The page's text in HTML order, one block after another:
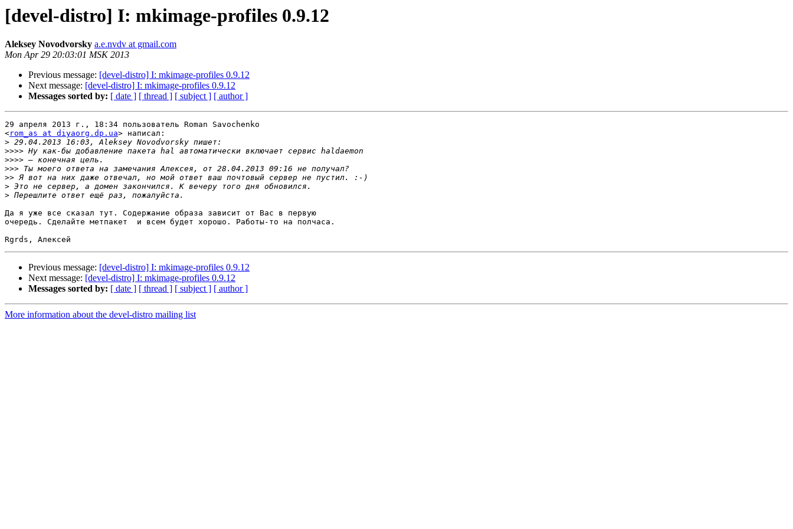
[devel-distro] I: mkimage-profiles 0.9.12
Aleksey Novodvorsky a.e.nvdv at gmail.com
Mon Apr 29 20:03:01 MSK 2013
Previous message: [devel-distro] I: mkimage-profiles 0.9.12
Next message: [devel-distro] I: mkimage-profiles 0.9.12
Messages sorted by: [ date ] [ thread ] [ subject ] [ author ]
29 апреля 2013 г., 18:34 пользователь Roman Savochenko
<rom_as at diyaorg.dp.ua> написал:
>
>>>>
>>>>
>>>
>>
>
>
Да я уже все сказал тут. Содержание образа зависит от Вас в первую
очередь. Сделайте метпакет  и всем будет хорошо. Работы-то на полчаса.
Previous message: [devel-distro] I: mkimage-profiles 0.9.12
Next message: [devel-distro] I: mkimage-profiles 0.9.12
Messages sorted by: [ date ] [ thread ] [ subject ] [ author ]
More information about the devel-distro mailing list